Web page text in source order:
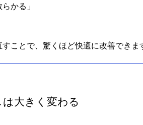
かる」
ことで、驚くほど快適に改善できま
大きく変わる